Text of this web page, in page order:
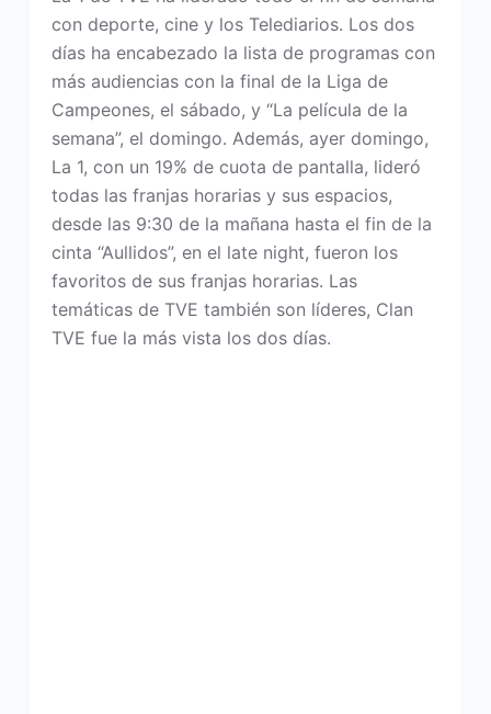
con deporte, cine y los Telediarios. Los dos
días ha encabezado la lista de programas con
más audiencias con la final de la Liga de
Campeones, el sábado, y “La película de la
semana”, el domingo. Además, ayer domingo,
La 1, con un 19% de cuota de pantalla, lideró
todas las franjas horarias y sus espacios,
desde las 9:30 de la mañana hasta el fin de la
cinta “Aullidos”, en el late night, fueron los
favoritos de sus franjas horarias. Las
temáticas de TVE también son líderes, Clan
TVE fue la más vista los dos días.